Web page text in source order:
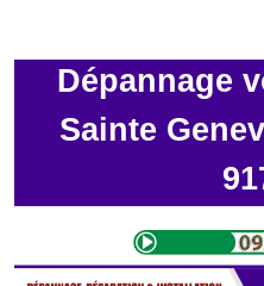
Dépannage
Sainte